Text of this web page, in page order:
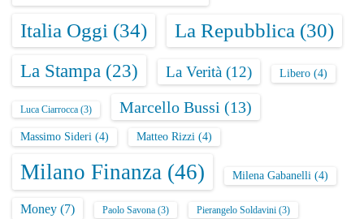
Italia Oggi (34) La Repubblica (30)
La Stampa (23) La Verità (12) Libero (4)
Luca Ciarrocca (3) Marcello Bussi (13)
Massimo Sideri (4) Matteo Rizzi (4)
Milano Finanza (46) Milena Gabanelli (4)
Money (7) Paolo Savona (3) Pierangelo Soldavini (3)